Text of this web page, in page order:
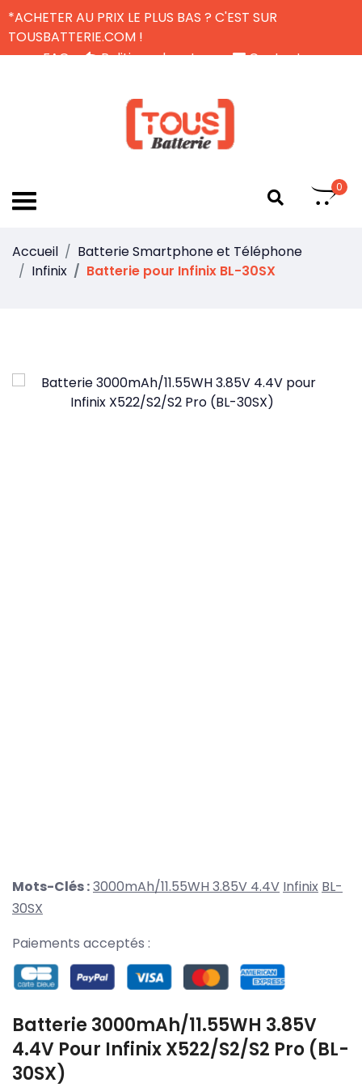
*ACHETER AU PRIX LE PLUS BAS ? C'EST SUR
TOUSBATTERIE.COM !
FAQ
Politique de retour
Contactez-nous
0
Accueil
Batterie Smartphone et Téléphone
Infinix
Batterie pour Infinix BL-30SX
Mots-Clés :3000mAh/11.55WH 3.85V 4.4V Infinix BL-
30SX
Paiements acceptés :
Batterie 3000mAh/11.55WH 3.85V
4.4V Pour Infinix X522/S2/S2 Pro (BL-
30SX)